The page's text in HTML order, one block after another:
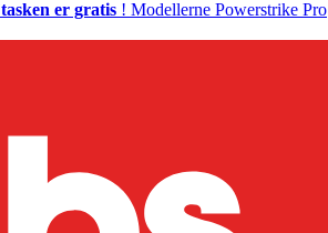
tasken er gratis ! Modellerne Powerstrike Pro